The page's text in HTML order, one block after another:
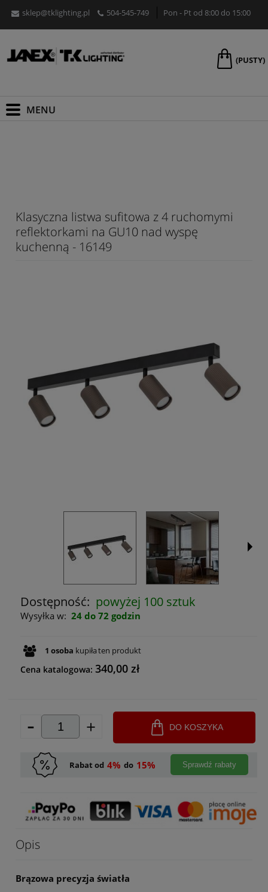
sklep@tklighting.pl 504-545-749 Pon - Pt od 8:00 do 15:00
(PUSTY)
Klasyczna listwa sufitowa z 4 ruchomymi
reflektorkami na GU10 nad wyspę
kuchenną - 16149
Dostępność: powyżej 100 sztuk
Wysyłka w: 24 do 72 godzin
1 osoba kupiłaten produkt
Cena katalogowa:340,00 zł
- + DO KOSZYKA
Rabat od 4% do 15% Sprawdź rabaty
Opis
Brązowa precyzja światła